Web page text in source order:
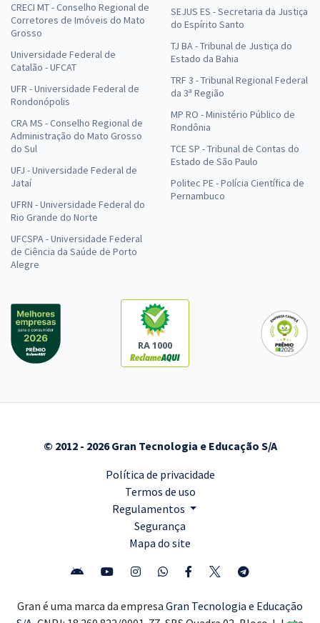
CRECI MT - Conselho Regional de
Corretores de Imóveis do Mato
Grosso
Universidade Federal de
Catalão - UFCAT
UFR - Universidade Federal de
Rondonópolis
CRA MS - Conselho Regional de
Administração do Mato Grosso
do Sul
UFJ - Universidade Federal de
Jataí
UFRN - Universidade Federal do
Rio Grande do Norte
UFCSPA - Universidade Federal
de Ciência da Saúde de Porto
Alegre
SEJUS ES - Secretaria da Justiça
do Espírito Santo
TJ BA - Tribunal de Justiça do
Estado da Bahia
TRF 3 - Tribunal Regional Federal
da 3ª Região
MP RO - Ministério Público de
Rondônia
TCE SP - Tribunal de Contas do
Estado de São Paulo
Politec PE - Polícia Científica de
Pernambuco
RA 1000
© 2012 - 2026 Gran Tecnologia e Educação S/A
Política de privacidade
Termos de uso
Regulamentos
Segurança
Mapa do site
Gran é uma marca da empresa Gran Tecnologia e Educação